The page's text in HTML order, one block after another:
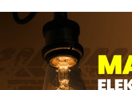
SAĞLIK
YAŞAM
MAGAZİN
Son Dakika Haberleri
Haber Arşivi